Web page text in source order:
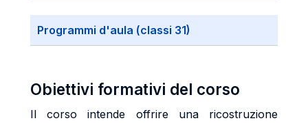
Programmi d'aula (classi 31)
Obiettivi formativi del corso
Il corso intende offrire una ricostruzione